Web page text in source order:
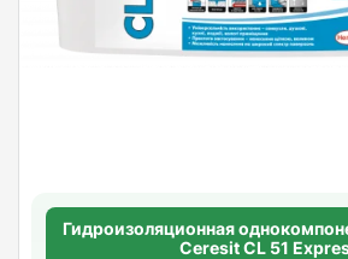
Гидроизоляционная
Ceresit CL 51